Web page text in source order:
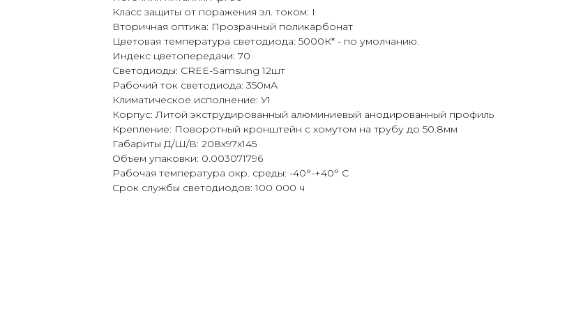
Класс защиты от поражения эл. током: I
Вторичная оптика: Прозрачный поликарбонат
Цветовая температура светодиода: 5000К* - по умолчанию.
Индекс цветопередачи: 70
Светодиоды: CREE-Samsung 12шт
Рабочий ток светодиода: 350мА
Климатическое исполнение: У1
Корпус: Литой экструдированный алюминиевый анодированный профиль
Крепление: Поворотный кронштейн с хомутом на трубу до 50.8мм
Габариты Д/Ш/В: 208x97x145
Объем упаковки: 0.003071796
Рабочая температура окр. среды: -40°-+40° С
Срок службы светодиодов: 100 000 ч